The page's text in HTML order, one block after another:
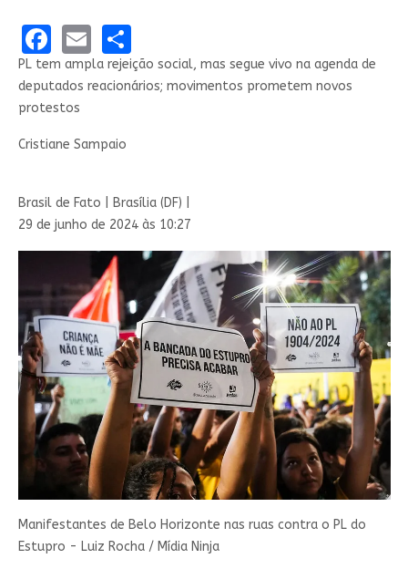
Facebook
EmailShare
PL tem ampla rejeição social, mas segue vivo na agenda de
deputados reacionários; movimentos prometem novos
protestos
Cristiane Sampaio
Brasil de Fato | Brasília (DF) |
29 de junho de 2024 às 10:27
Manifestantes de Belo Horizonte nas ruas contra o PL do
Estupro - Luiz Rocha / Mídia Ninja